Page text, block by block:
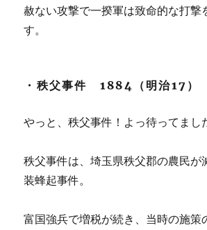
赦ない攻撃で一揆軍は致命的な打撃
す。
・秩父事件 1884（明治17）
やっと、秩父事件！よっ待ってまし
秩父事件は、埼玉県秩父郡の農民が
装蜂起事件。
富国強兵で増税が続き、当時の施策